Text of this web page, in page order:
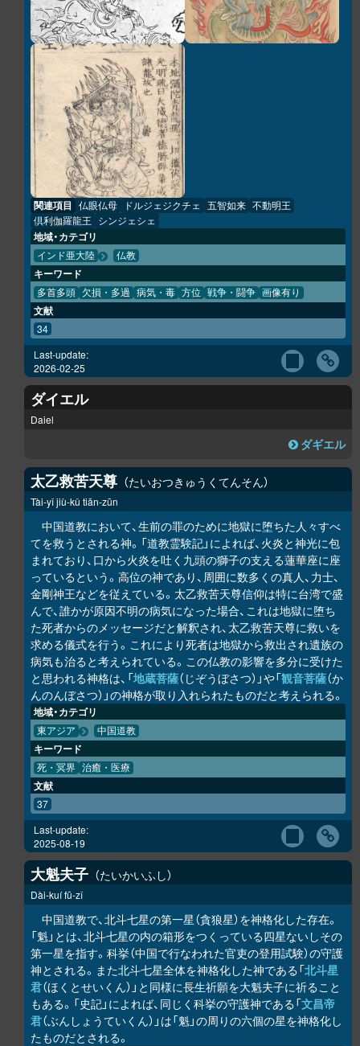
関連項目 仏眼仏母 ドルジェジクチェ 五智如来 不動明王
倶利伽羅龍王 シンジェシェ
地域・カテゴリ
インド亜大陸 仏教
キーワード
多首多頭 欠損・多過 病気・毒 方位 戦争・闘争 画像有り
文献
34
Last-update:
2026-02-25
ダイエル
Daiel
ダギエル
太乙救苦天尊 たいおつきゅうくてんそん
Tài-yǐ jiù-kǔ tiān-zūn
中国道教において、生前の罪のために地獄に堕ちた人々すべ
てを救うとされる神。「道教霊験記」によれば、火炎と神光に包
まれており、口から火炎を吐く九頭の獅子の支える蓮華座に座
っているという。高位の神であり、周囲に数多くの真人、力士、
金剛神王などを従えている。太乙救苦天尊信仰は特に台湾で盛
んで、誰かが原因不明の病気になった場合、これは地獄に堕ち
た死者からのメッセージだと解釈され、太乙救苦天尊に救いを
求める儀式を行う。これにより死者は地獄から救出され遺族の
病気も治ると考えられている。この仏教の影響を多分に受けた
と思われる神格は、「地蔵菩薩（じぞうぼさつ）」や「観音菩薩（か
んのんぼさつ）」の神格が取り入れられたものだと考えられる。
地域・カテゴリ
東アジア 中国道教
キーワード
死・冥界 治癒・医療
文献
37
Last-update:
2025-08-19
大魁夫子 たいかいふし
Dài-kuí fū-zǐ
中国道教で、北斗七星の第一星（貪狼星）を神格化した存在。
「魁」とは、北斗七星の内の箱形をつくっている四星ないしその
第一星を指す。科挙（中国で行なわれた官吏の登用試験）の守護
神とされる。また北斗七星全体を神格化した神である「北斗星
君（ほくとせいくん）」と同様に長生祈願を大魁夫子に祈ること
もある。「史記」によれば、同じく科挙の守護神である「文昌帝
君（ぶんしょうていくん）」は「魁」の周りの六個の星を神格化し
たものだとされる。